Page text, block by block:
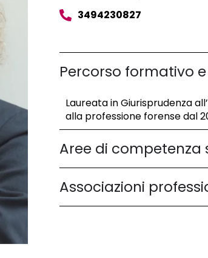
3494230827
Percorso formativo
Laureata in Giurisprudenza
alla professione forense dal
Aree di competenza
Associazioni